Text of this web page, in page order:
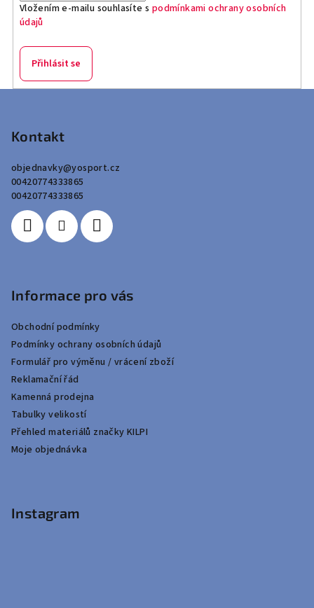
Vložením e-mailu souhlasíte s podmínkami ochrany osobních
údajů
Přihlásit se
Kontakt
objednavky@yosport.cz
00420774333865
00420774333865
Informace pro vás
Obchodní podmínky
Podmínky ochrany osobních údajů
Formulář pro výměnu / vrácení zboží
Reklamační řád
Kamenná prodejna
Tabulky velikostí
Přehled materiálů značky KILPI
Moje objednávka
Instagram